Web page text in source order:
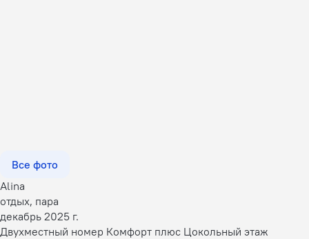
Все фото
Alina
отдых, пара
декабрь 2025 г.
Двухместный номер Комфорт плюс Цокольный этаж